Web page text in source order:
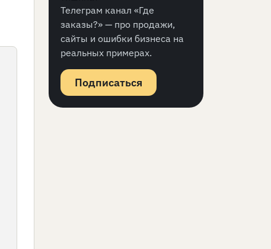
Телеграм канал «Где
заказы?» — про продажи,
сайты и ошибки бизнеса на
реальных примерах.
Подписаться